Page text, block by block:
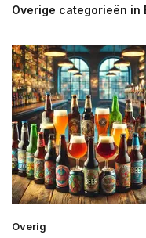
Overige categorieën in
Overig